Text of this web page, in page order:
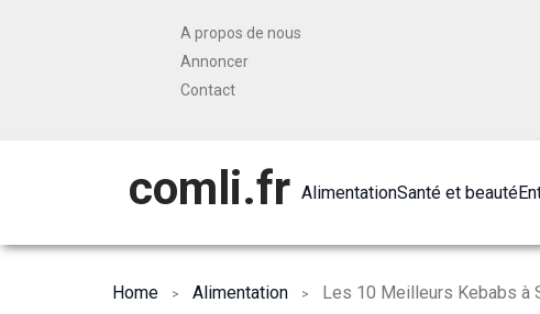
A propos de nous
Annoncer
Contact
comli.fr AlimentationSanté et beauté
Home Alimentation Les 10 Meilleurs Kebabs à